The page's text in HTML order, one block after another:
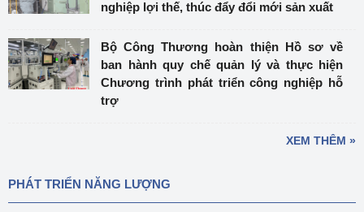
nghiệp lợi thế, thúc đẩy đổi mới sản xuất
Bộ Công Thương hoàn thiện Hồ sơ về
ban hành quy chế quản lý và thực hiện
Chương trình phát triển công nghiệp hỗ
trợ
XEM THÊM »
PHÁT TRIỂN NĂNG LƯỢNG